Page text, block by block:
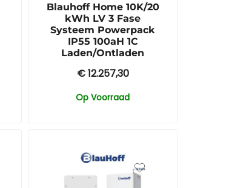
Blauhoff Home 10K/20
kWh LV 3 Fase
Systeem Powerpack
IP55 100aH 1C
Laden/Ontladen
€12.257,30
Op Voorraad